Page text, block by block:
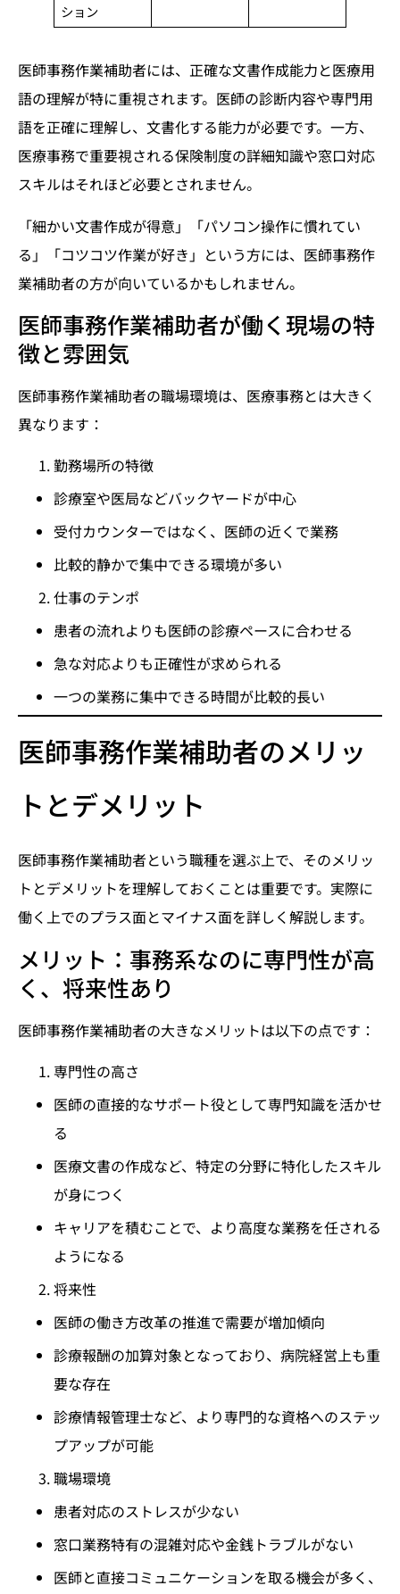
ション
医師事務作業補助者には、正確な文書作成能力と医療用
語の理解が特に重視されます。医師の診断内容や専門用
語を正確に理解し、文書化する能力が必要です。一方、
医療事務で重要視される保険制度の詳細知識や窓口対応
スキルはそれほど必要とされません。
「細かい文書作成が得意」「パソコン操作に慣れてい
る」「コツコツ作業が好き」という方には、医師事務作
業補助者の方が向いているかもしれません。
医師事務作業補助者が働く現場の特
徴と雰囲気
医師事務作業補助者の職場環境は、医療事務とは大きく
異なります：
勤務場所の特徴
診療室や医局などバックヤードが中心
受付カウンターではなく、医師の近くで業務
比較的静かで集中できる環境が多い
仕事のテンポ
患者の流れよりも医師の診療ペースに合わせる
急な対応よりも正確性が求められる
一つの業務に集中できる時間が比較的長い
医師事務作業補助者のメリッ
トとデメリット
医師事務作業補助者という職種を選ぶ上で、そのメリッ
トとデメリットを理解しておくことは重要です。実際に
働く上でのプラス面とマイナス面を詳しく解説します。
メリット：事務系なのに専門性が高
く、将来性あり
医師事務作業補助者の大きなメリットは以下の点です：
専門性の高さ
医師の直接的なサポート役として専門知識を活かせ
る
医療文書の作成など、特定の分野に特化したスキル
が身につく
キャリアを積むことで、より高度な業務を任される
ようになる
将来性
医師の働き方改革の推進で需要が増加傾向
診療報酬の加算対象となっており、病院経営上も重
要な存在
診療情報管理士など、より専門的な資格へのステッ
プアップが可能
職場環境
患者対応のストレスが少ない
窓口業務特有の混雑対応や金銭トラブルがない
医師と直接コミュニケーションを取る機会が多く、